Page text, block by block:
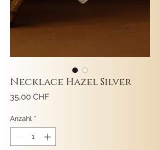
Necklace Hazel Silver
35,00 CHFPreis
Anzahl *